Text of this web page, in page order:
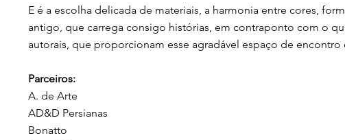
E é a escolha delicada de materiais, a harmonia entre cores,
antigo, que carrega consigo histórias, em contraponto com o
autorais, que proporcionam esse agradável espaço de encontro
Parceiros:
A. de Arte
AD&D Persianas
Bonatto